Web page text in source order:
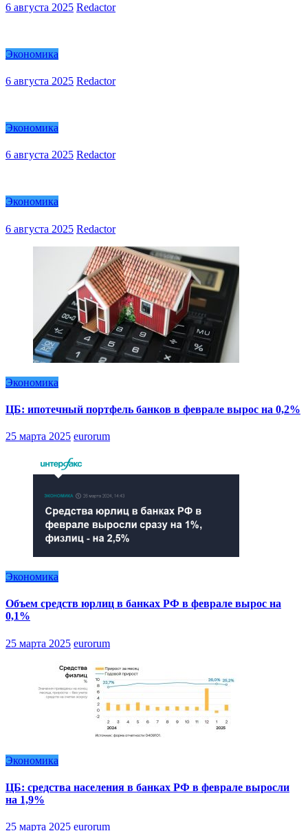
6 августа 2025 Redactor
Экономика
6 августа 2025 Redactor
Экономика
6 августа 2025 Redactor
Экономика
6 августа 2025 Redactor
Экономика
ЦБ: ипотечный портфель банков в феврале вырос на 0,2%
25 марта 2025 eurorum
Экономика
Объем средств юрлиц в банках РФ в феврале вырос на
0,1%
25 марта 2025 eurorum
Экономика
ЦБ: средства населения в банках РФ в феврале выросли
на 1,9%
25 марта 2025 eurorum